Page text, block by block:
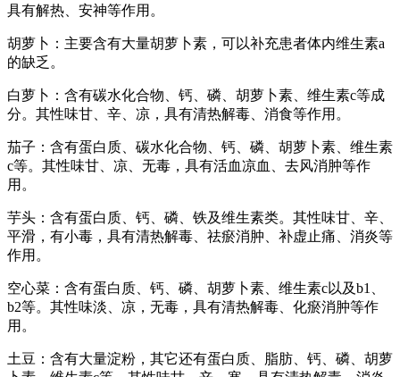
具有解热、安神等作用。
胡萝卜：主要含有大量胡萝卜素，可以补充患者体内维生素a
的缺乏。
白萝卜：含有碳水化合物、钙、磷、胡萝卜素、维生素c等成
分。其性味甘、辛、凉，具有清热解毒、消食等作用。
茄子：含有蛋白质、碳水化合物、钙、磷、胡萝卜素、维生素
c等。其性味甘、凉、无毒，具有活血凉血、去风消肿等作
用。
芋头：含有蛋白质、钙、磷、铁及维生素类。其性味甘、辛、
平滑，有小毒，具有清热解毒、祛瘀消肿、补虚止痛、消炎等
作用。
空心菜：含有蛋白质、钙、磷、胡萝卜素、维生素c以及b1、
b2等。其性味淡、凉，无毒，具有清热解毒、化瘀消肿等作
用。
土豆：含有大量淀粉，其它还有蛋白质、脂肪、钙、磷、胡萝